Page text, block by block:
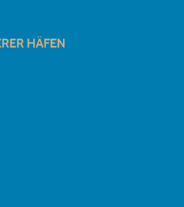
HÄFEN